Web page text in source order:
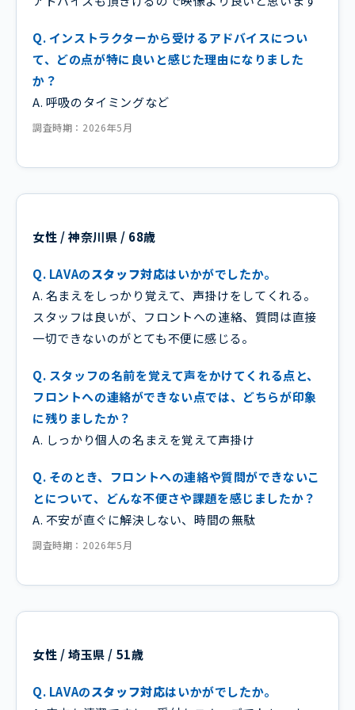
Q. インストラクターから受けるアドバイスについ
て、どの点が特に良いと感じた理由になりました
か？
A. 呼吸のタイミングなど
調査時期：2026年5月
女性 / 神奈川県 / 68歳
Q. LAVAのスタッフ対応はいかがでしたか。
A. 名まえをしっかり覚えて、声掛けをしてくれる。
スタッフは良いが、フロントへの連絡、質問は直接
一切できないのがとても不便に感じる。
Q. スタッフの名前を覚えて声をかけてくれる点と、
フロントへの連絡ができない点では、どちらが印象
に残りましたか？
A. しっかり個人の名まえを覚えて声掛け
Q. そのとき、フロントへの連絡や質問ができないこ
とについて、どんな不便さや課題を感じましたか？
A. 不安が直ぐに解決しない、時間の無駄
調査時期：2026年5月
女性 / 埼玉県 / 51歳
Q. LAVAのスタッフ対応はいかがでしたか。